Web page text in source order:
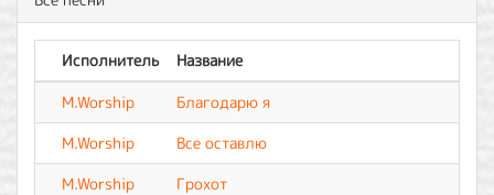
Исполнитель
Название
M.Worship
Благодарю я
M.Worship
Все оставлю
M.Worship
Грохот